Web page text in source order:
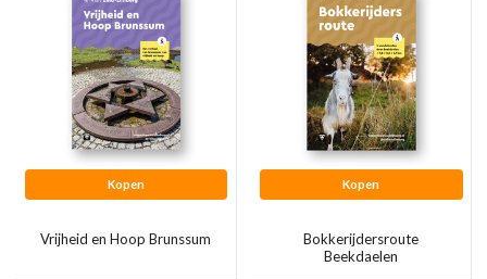
Kopen
Vrijheid en Hoop Brunssum
Kopen
Bokkerijdersroute
Beekdaelen